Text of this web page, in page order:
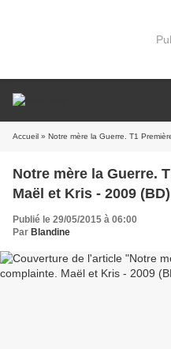
Accueil » Notre mère la Guerre. T1
Notre mère la Guerre.
Maël et Kris - 2009 (BD)
Publié le 29/05/2015 à 06:00
Par Blandine